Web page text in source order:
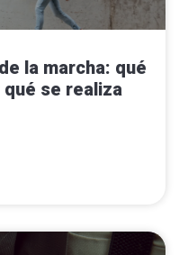
la marcha: qué
se realiza